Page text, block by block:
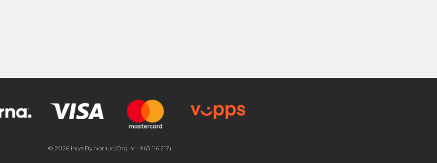
© 2026 Inlys By Norlux (Org.nr.: 963 116 217)